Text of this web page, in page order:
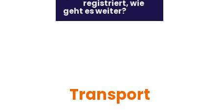
registriert, wie
geht es weiter?
Transport